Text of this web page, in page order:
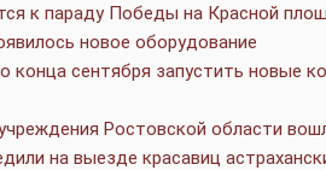
к параду Победы на Красной
новое оборудование
конца сентября запустить новые
Ростовской области
на выезде красавиц